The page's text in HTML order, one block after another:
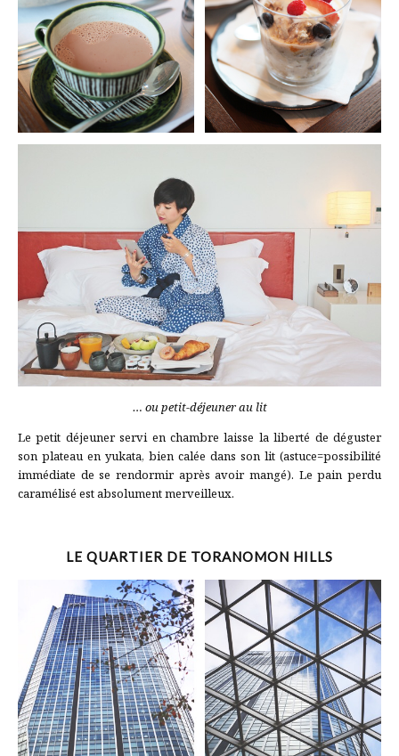
… ou petit-déjeuner au lit
Le petit déjeuner servi en chambre laisse la liberté de déguster
son plateau en yukata, bien calée dans son lit (astuce=possibilité
immédiate de se rendormir après avoir mangé). Le pain perdu
caramélisé est absolument merveilleux.
LE QUARTIER DE TORANOMON HILLS